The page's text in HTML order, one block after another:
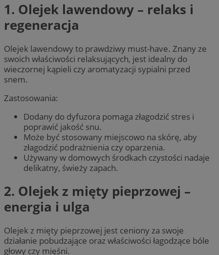
1. Olejek lawendowy – relaks i
regeneracja
Olejek lawendowy to prawdziwy must-have. Znany ze
swoich właściwości relaksujących, jest idealny do
wieczornej kąpieli czy aromatyzacji sypialni przed
snem.
Zastosowania:
Dodany do dyfuzora pomaga złagodzić stres i
poprawić jakość snu.
Może być stosowany miejscowo na skórę, aby
złagodzić podrażnienia czy oparzenia.
Używany w domowych środkach czystości nadaje
delikatny, świeży zapach.
2. Olejek z mięty pieprzowej –
energia i ulga
Olejek z mięty pieprzowej jest ceniony za swoje
działanie pobudzające oraz właściwości łagodzące bóle
głowy czy mięśni.